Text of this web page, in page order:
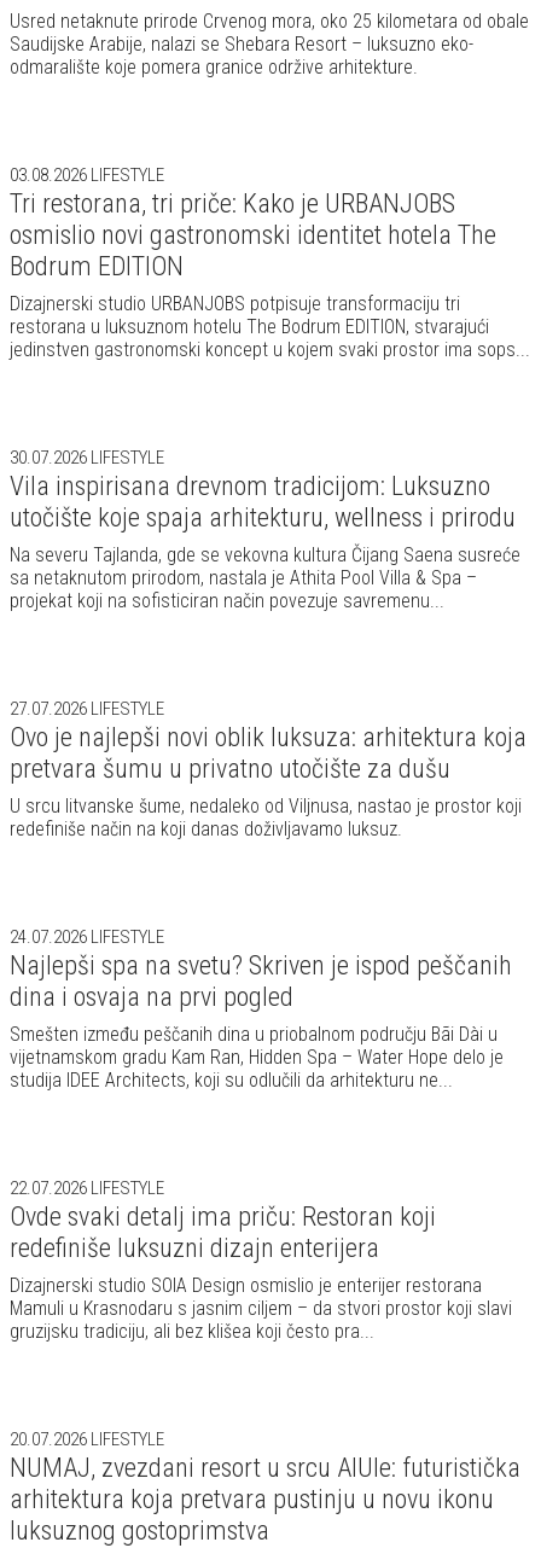
Usred netaknute prirode Crvenog mora, oko 25 kilometara od obale
Saudijske Arabije, nalazi se Shebara Resort – luksuzno eko-
odmaralište koje pomera granice održive arhitekture.
03.08.2026 LIFESTYLE
Tri restorana, tri priče: Kako je URBANJOBS
osmislio novi gastronomski identitet hotela The
Bodrum EDITION
Dizajnerski studio URBANJOBS potpisuje transformaciju tri
restorana u luksuznom hotelu The Bodrum EDITION, stvarajući
jedinstven gastronomski koncept u kojem svaki prostor ima sops...
30.07.2026 LIFESTYLE
Vila inspirisana drevnom tradicijom: Luksuzno
utočište koje spaja arhitekturu, wellness i prirodu
Na severu Tajlanda, gde se vekovna kultura Čijang Saena susreće
sa netaknutom prirodom, nastala je Athita Pool Villa & Spa –
projekat koji na sofisticiran način povezuje savremenu...
27.07.2026 LIFESTYLE
Ovo je najlepši novi oblik luksuza: arhitektura koja
pretvara šumu u privatno utočište za dušu
U srcu litvanske šume, nedaleko od Viljnusa, nastao je prostor koji
redefiniše način na koji danas doživljavamo luksuz.
24.07.2026 LIFESTYLE
Najlepši spa na svetu? Skriven je ispod peščanih
dina i osvaja na prvi pogled
Smešten između peščanih dina u priobalnom području Bãi Dài u
vijetnamskom gradu Kam Ran, Hidden Spa – Water Hope delo je
studija IDEE Architects, koji su odlučili da arhitekturu ne...
22.07.2026 LIFESTYLE
Ovde svaki detalj ima priču: Restoran koji
redefiniše luksuzni dizajn enterijera
Dizajnerski studio SOIA Design osmislio je enterijer restorana
Mamuli u Krasnodaru s jasnim ciljem – da stvori prostor koji slavi
gruzijsku tradiciju, ali bez klišea koji često pra...
20.07.2026 LIFESTYLE
NUMAJ, zvezdani resort u srcu AlUle: futuristička
arhitektura koja pretvara pustinju u novu ikonu
luksuznog gostoprimstva